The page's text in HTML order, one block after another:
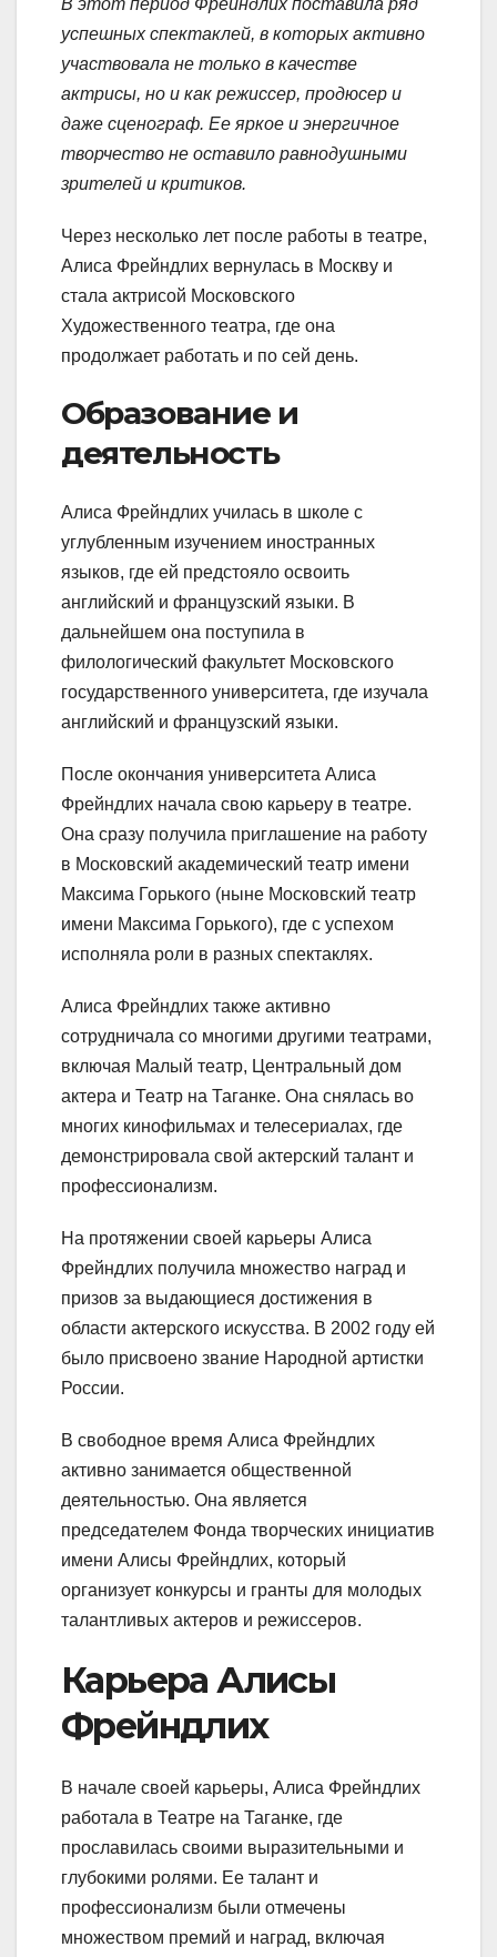
успешных спектаклей, в которых активно
участвовала не только в качестве
актрисы, но и как режиссер, продюсер и
даже сценограф. Ее яркое и энергичное
творчество не оставило равнодушными
зрителей и критиков.
Через несколько лет после работы в театре,
Алиса Фрейндлих вернулась в Москву и
стала актрисой Московского
Художественного театра, где она
продолжает работать и по сей день.
Образование и
деятельность
Алиса Фрейндлих училась в школе с
углубленным изучением иностранных
языков, где ей предстояло освоить
английский и французский языки. В
дальнейшем она поступила в
филологический факультет Московского
государственного университета, где изучала
английский и французский языки.
После окончания университета Алиса
Фрейндлих начала свою карьеру в театре.
Она сразу получила приглашение на работу
в Московский академический театр имени
Максима Горького (ныне Московский театр
имени Максима Горького), где с успехом
исполняла роли в разных спектаклях.
Алиса Фрейндлих также активно
сотрудничала со многими другими театрами,
включая Малый театр, Центральный дом
актера и Театр на Таганке. Она снялась во
многих кинофильмах и телесериалах, где
демонстрировала свой актерский талант и
профессионализм.
На протяжении своей карьеры Алиса
Фрейндлих получила множество наград и
призов за выдающиеся достижения в
области актерского искусства. В 2002 году ей
было присвоено звание Народной артистки
России.
В свободное время Алиса Фрейндлих
активно занимается общественной
деятельностью. Она является
председателем Фонда творческих инициатив
имени Алисы Фрейндлих, который
организует конкурсы и гранты для молодых
талантливых актеров и режиссеров.
Карьера Алисы
Фрейндлих
В начале своей карьеры, Алиса Фрейндлих
работала в Театре на Таганке, где
прославилась своими выразительными и
глубокими ролями. Ее талант и
профессионализм были отмечены
множеством премий и наград, включая